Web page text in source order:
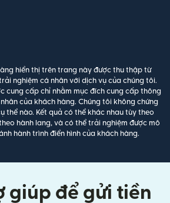
hiển thị trên trang này được thu thập từ
nghiệm cá nhân với dịch vụ của chúng tôi.
cung cấp chỉ nhằm mục đích cung cấp thông
của khách hàng. Chúng tôi không chứng
thể nào. Kết quả có thể khác nhau tùy theo
hành lang, và có thể trải nghiệm được mô
hành trình điển hình của khách hàng.
giúp để gửi tiền